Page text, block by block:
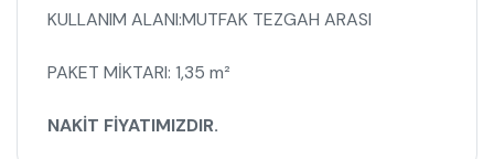
KULLANIM ALANI:MUTFAK TEZGAH ARASI
PAKET MİKTARI: 1,35 m²
NAKİT FİYATIMIZDIR.